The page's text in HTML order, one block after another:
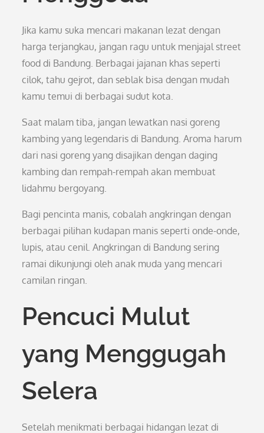
Jika kamu suka mencari makanan lezat dengan
harga terjangkau, jangan ragu untuk menjajal street
food di Bandung. Berbagai jajanan khas seperti
cilok, tahu gejrot, dan seblak bisa dengan mudah
kamu temui di berbagai sudut kota.
Saat malam tiba, jangan lewatkan nasi goreng
kambing yang legendaris di Bandung. Aroma harum
dari nasi goreng yang disajikan dengan daging
kambing dan rempah-rempah akan membuat
lidahmu bergoyang.
Bagi pencinta manis, cobalah angkringan dengan
berbagai pilihan kudapan manis seperti onde-onde,
lupis, atau cenil. Angkringan di Bandung sering
ramai dikunjungi oleh anak muda yang mencari
camilan ringan.
Pencuci Mulut
yang Menggugah
Selera
Setelah menikmati berbagai hidangan lezat di